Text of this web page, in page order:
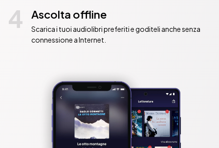
4 Ascolta offline
Scarica i tuoi audiolibri preferiti e goditeli anche senza
connessione a Internet.